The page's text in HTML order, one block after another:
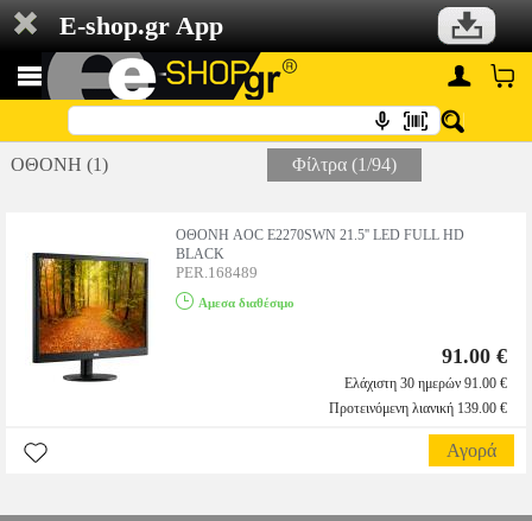
E-shop.gr App
ΟΘΟΝΗ (1) Φίλτρα (1/94)
ΟΘΟΝΗ AOC E2270SWN 21.5'' LED FULL HD
BLACK
PER.168489
Αμεσα διαθέσιμο
91.00 €
Ελάχιστη 30 ημερών 91.00 €
Προτεινόμενη λιανική 139.00 €
Αγορά